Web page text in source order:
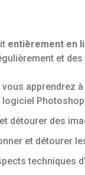
entièrement en
et
apprendrez à
logiciel Photoshop
détourer des
et détourer
techniques